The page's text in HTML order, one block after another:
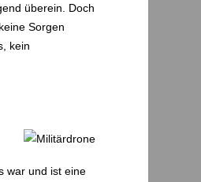
überein. Doch
Sorgen
kein
war und ist eine